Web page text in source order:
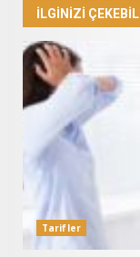
İLGINIZI
Tarifler